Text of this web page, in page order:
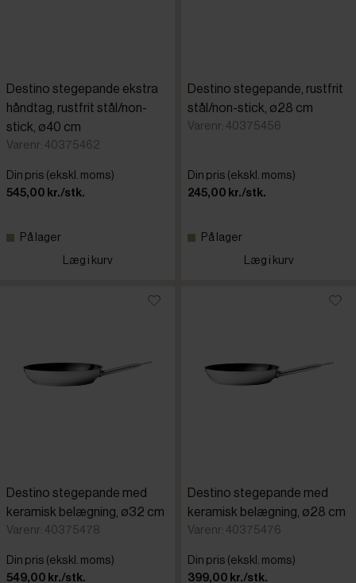
Destino stegepande ekstra
håndtag, rustfrit stål/non-
stick, ø40 cm
Varenr: 40375462
Din pris (ekskl. moms)
545,00 kr./stk.
På lager
Læg i kurv
Destino stegepande, rustfrit
stål/non-stick, ø28 cm
Varenr: 40375456
Din pris (ekskl. moms)
245,00 kr./stk.
På lager
Læg i kurv
Destino stegepande med
keramisk belægning, ø32 cm
Varenr: 40375478
Din pris (ekskl. moms)
549,00 kr./stk.
Destino stegepande med
keramisk belægning, ø28 cm
Varenr: 40375476
Din pris (ekskl. moms)
399,00 kr./stk.